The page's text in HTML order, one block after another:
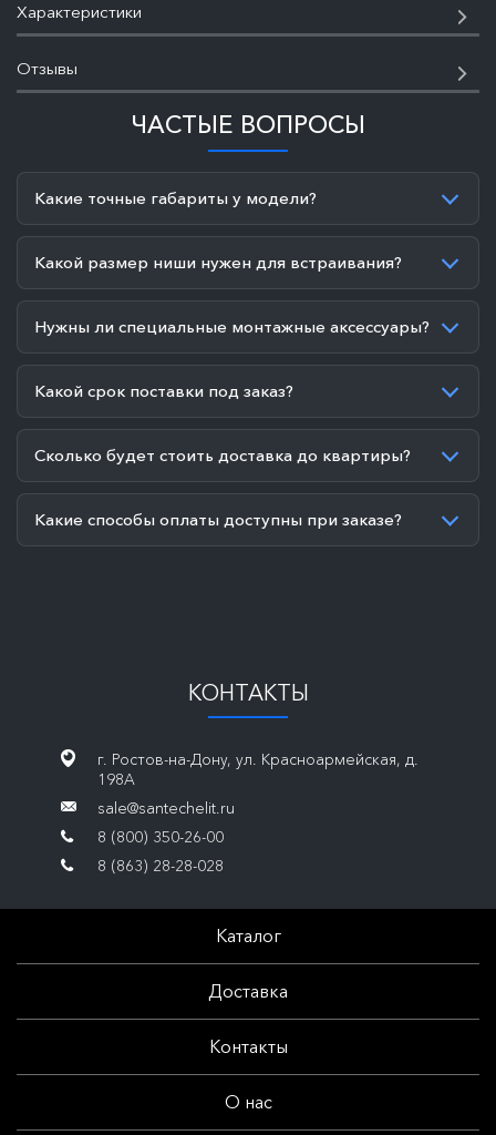
Характеристики
Отзывы
ЧАСТЫЕ ВОПРОСЫ
Какие точные габариты у модели?
Какой размер ниши нужен для встраивания?
Нужны ли специальные монтажные аксессуары?
Какой срок поставки под заказ?
Сколько будет стоить доставка до квартиры?
Какие способы оплаты доступны при заказе?
КОНТАКТЫ
г. Ростов-на-Дону, ул. Красноармейская, д.
198А
sale@santechelit.ru
8 (800) 350-26-00
8 (863) 28-28-028
Каталог
Доставка
Контакты
О нас